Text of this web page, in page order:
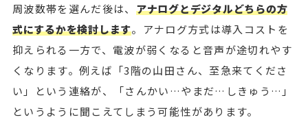
周波数帯を選んだ後は、 アナログとデジタルどちらの方
式にするかを検討します。アナログ方式は導入コストを
抑えられる一方で、電波が弱くなると音声が途切れやす
くなります。例えば「3階の山田さん、至急来てくださ
い」という連絡が、「さんかい…やまだ…しきゅう…」
というように聞こえてしまう可能性があります。